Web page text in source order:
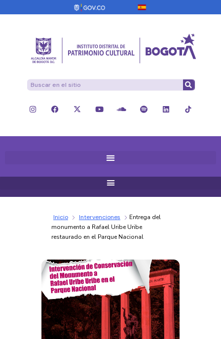
Inicio Intervenciones
Entrega del
monumento a Rafael Uribe Uribe
restaurado en el Parque Nacional